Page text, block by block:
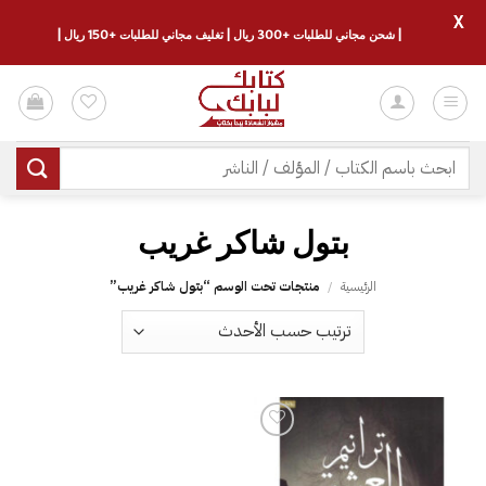
للمحتوى
البحث
عن:
الرئيسية / منتجات تحت الوسم “‎بتول شاكر غريب‎”
قائمة
| شحن مجاني للطلبات +300 ريال | تغليف مجاني للطلبات +150 ريال |
X